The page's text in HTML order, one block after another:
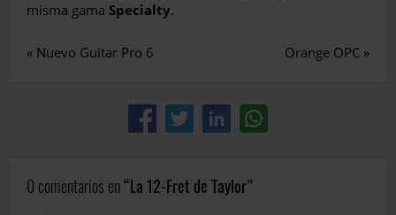
misma gama Specialty.
« Nuevo Guitar Pro 6 Orange OPC »
0 comentarios en La 12-Fret de Taylor